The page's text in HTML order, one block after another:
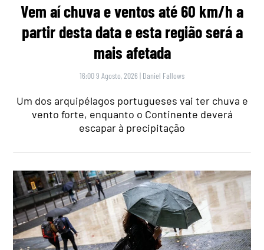
Vem aí chuva e ventos até 60 km/h a
partir desta data e esta região será a
mais afetada
16:00 9 Agosto, 2026 | Daniel Fallows
Um dos arquipélagos portugueses vai ter chuva e
vento forte, enquanto o Continente deverá
escapar à precipitação